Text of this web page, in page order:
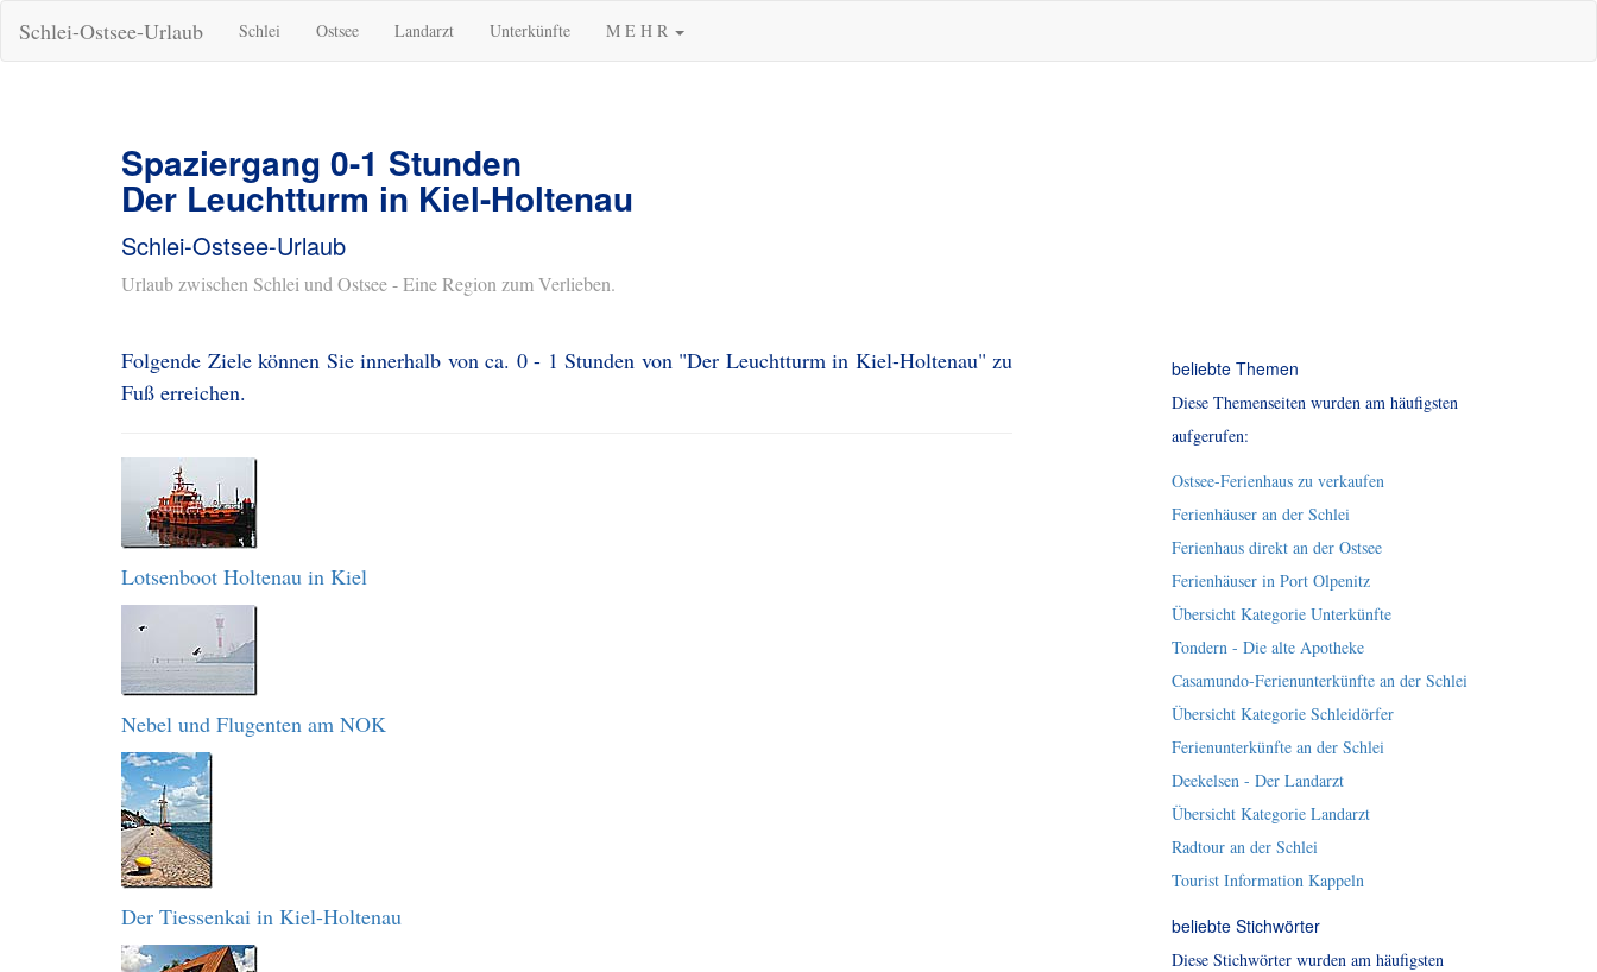
Schlei-Ostsee-Urlaub Schlei Ostsee Landarzt Unterkünfte M E H R
Spaziergang 0-1 Stunden
Der Leuchtturm in Kiel-Holtenau
Schlei-Ostsee-Urlaub
Urlaub zwischen Schlei und Ostsee - Eine Region zum Verlieben.
Folgende Ziele können Sie innerhalb von ca. 0 - 1 Stunden von "Der Leuchtturm in Kiel-Holtenau" zu
Fuß erreichen.
Lotsenboot Holtenau in Kiel
Nebel und Flugenten am NOK
Der Tiessenkai in Kiel-Holtenau
beliebte Themen
Diese Themenseiten wurden am häufigsten
aufgerufen:
Ostsee-Ferienhaus zu verkaufen
Ferienhäuser an der Schlei
Ferienhaus direkt an der Ostsee
Ferienhäuser in Port Olpenitz
Übersicht Kategorie Unterkünfte
Tondern - Die alte Apotheke
Casamundo-Ferienunterkünfte an der Schlei
Übersicht Kategorie Schleidörfer
Ferienunterkünfte an der Schlei
Deekelsen - Der Landarzt
Übersicht Kategorie Landarzt
Radtour an der Schlei
Tourist Information Kappeln
beliebte Stichwörter
Diese Stichwörter wurden am häufigsten